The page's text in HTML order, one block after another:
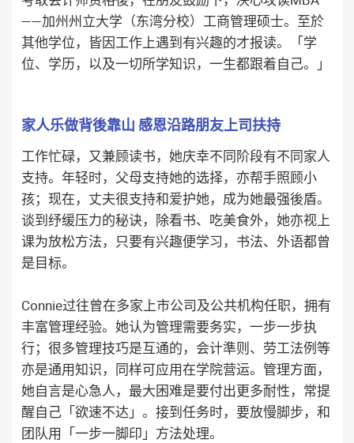
——加州州立大学（东湾分校）工商管理硕士。至於
其他学位，皆因工作上遇到有兴趣的才报读。「学
位、学历，以及一切所学知识，一生都跟着自己。」
家人乐做背後靠山 感恩沿路朋友上司扶持
工作忙碌，又兼顾读书，她庆幸不同阶段有不同家人
支持。年轻时，父母支持她的选择，亦帮手照顾小
孩；现在，丈夫很支持和爱护她，成为她最强後盾。
谈到纾缓压力的秘诀，除看书、吃美食外，她亦视上
课为放松方法，只要有兴趣便学习，书法、外语都曾
是目标。
Connie过往曾在多家上市公司及公共机构任职，拥有
丰富管理经验。她认为管理需要务实，一步一步执
行；很多管理技巧是互通的，会计準则、劳工法例等
亦是通用知识，同样可应用在学院营运。管理方面，
她自言是心急人，最大困难是要付出更多耐性，常提
醒自己「欲速不达」。接到任务时，要放慢脚步，和
团队用「一步一脚印」方法处理。